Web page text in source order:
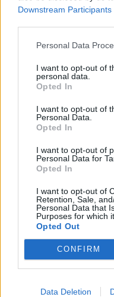
Downstream Participants
Personal Data
I want to opt-out of
personal data.
Opted In
I want to opt-out of
Personal Data.
Opted In
I want to opt-out of
Personal Data for
Opted In
I want to opt-out of
Retention, Sale,
Personal Data that
Purposes for which
Opted Out
CONFIRM
Data Deletion
Pedig
Elyna
Woody
A világ